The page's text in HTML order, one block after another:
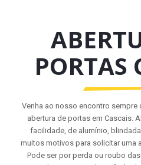
PORTAS
Venha ao nosso encontro sempre
abertura de portas em Cascais.
facilidade, de alumínio,
muitos motivos para solicitar uma
Pode ser por perda ou roubo